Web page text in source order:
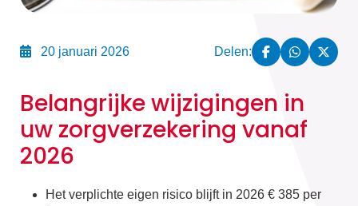
20 januari 2026 Delen:
Belangrijke wijzigingen in
uw zorgverzekering vanaf
2026
Het verplichte eigen risico blijft in 2026 € 385 per